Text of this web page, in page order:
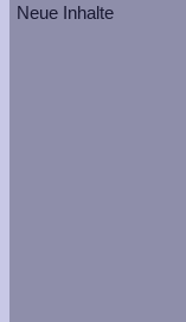
Neue Inhalte